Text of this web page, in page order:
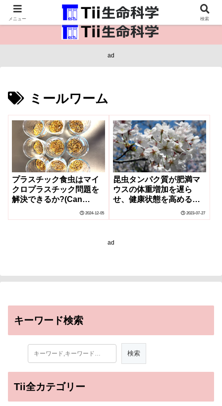
医療保健・生命・生物の情報インフラ。
ad
ミールワーム
プラスチック食虫はマイ
クロプラスチック問題を
解決できるか?(Can
plastic-eating bugs help
with our microplastic
2024-12-05
昆虫タンパク質が肥満マ
ウスの体重増加を遅ら
せ、健康状態を高める
(Study: Insect protein
slows weight gain,
obese mice)
2023-07-27
ad
キーワード検索
Tii全カテゴリー
メニュー 検索